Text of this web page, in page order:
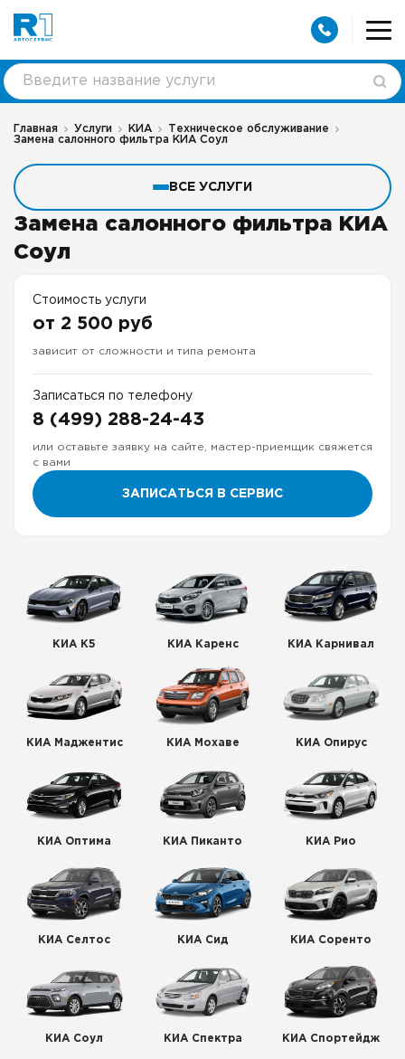
Главная Услуги КИА
Техническое обслуживание
Замена салонного фильтра КИА Соул
ВСЕ УСЛУГИ
Замена салонного фильтра КИА
Соул
Стоимость услуги
от 2 500 руб
зависит от сложности и типа ремонта
Записаться по телефону
8 (499) 288-24-43
или оставьте заявку на сайте, мастер-приемщик свяжется
с вами
ЗАПИСАТЬСЯ В СЕРВИС
КИА К5 КИА Каренс КИА Карнивал
КИА Маджентис КИА Мохаве КИА Опирус
КИА Оптима КИА Пиканто КИА Рио
КИА Селтос КИА Сид КИА Соренто
КИА Соул КИА Спектра КИА Спортейдж